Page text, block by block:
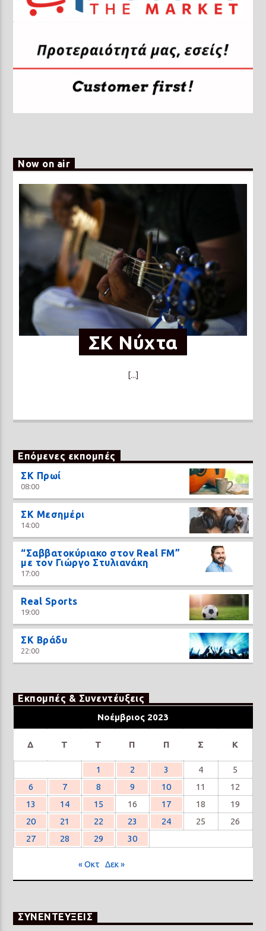
Now on air
ΣΚ Νύχτα
[...]
Επόμενες εκπομπές
ΣΚ Πρωί
08:00
ΣΚ Μεσημέρι
14:00
“Σαββατοκύριακο στον Real FM”
με τον Γιώργο Στυλιανάκη
17:00
Real Sports
19:00
ΣΚ Βράδυ
22:00
Εκπομπές & Συνεντέυξεις
Νοέμβριος 2023
Δ Τ Τ Π Π Σ Κ
1 2 3 4
5
6
7 8 9 10 11
12
13
14 15 16 17 18
19
20
21 22 23 24 25
26
27
28 29 30
« Οκτ Δεκ »
ΣΥΝΕΝΤΕΥΞΕΙΣ